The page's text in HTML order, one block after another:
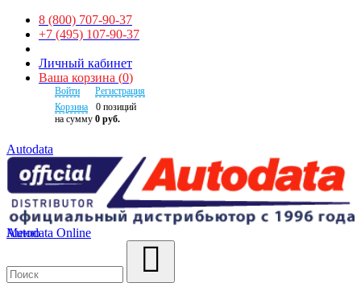
8 (800) 707-90-37
+7 (495) 107-90-37
Личный кабинет
Ваша корзина (0)
Войти
Регистрация
Корзина
0 позиций
на сумму 0 руб.
Autodata
Autodata Online
Меню